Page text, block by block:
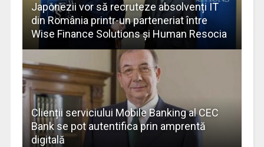
Japonezii vor să recruteze absolvenți IT
din România printr-un parteneriat între
Wise Finance Solutions și Human Resocia
Clienții serviciului Mobile Banking al CEC
Bank se pot autentifica prin amprentă
digitală